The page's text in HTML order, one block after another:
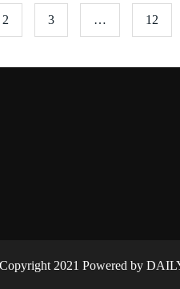
2 3 … 12
Copyright 2021 Powered by